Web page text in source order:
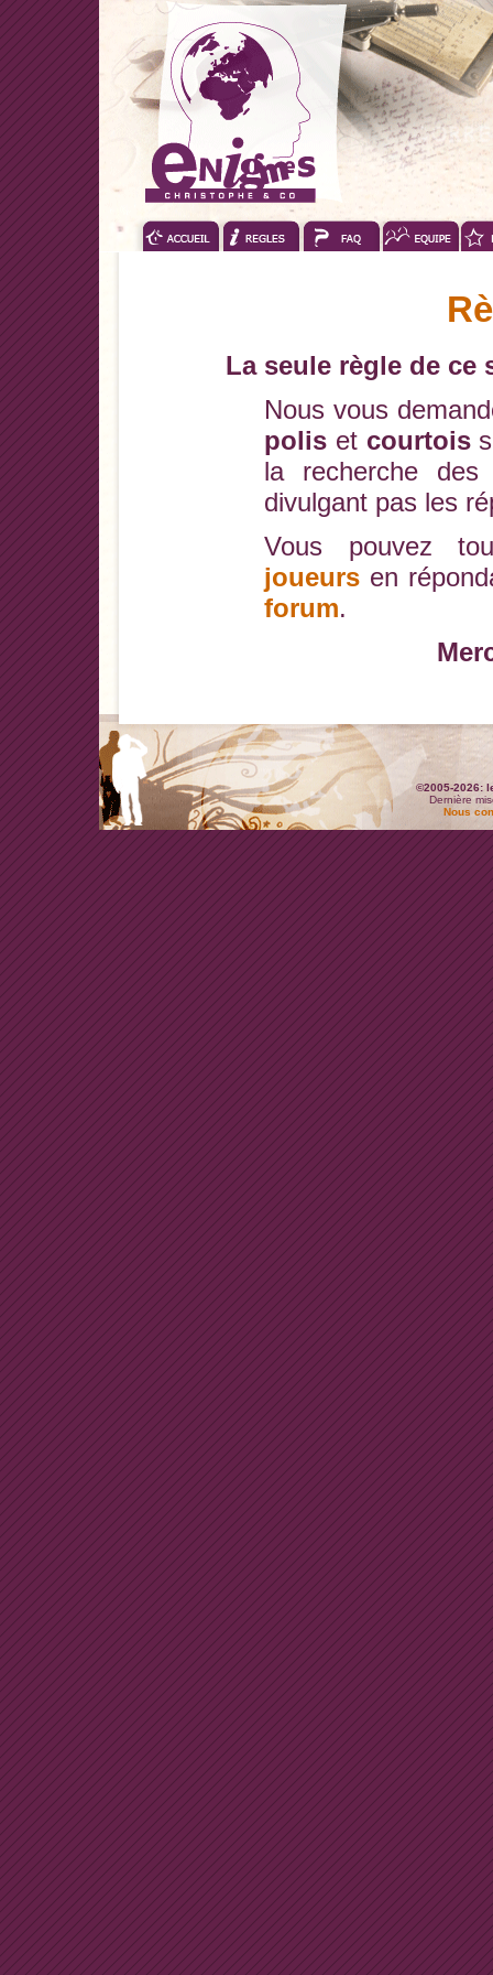
La seule règle de ce
Nous vous
polis et courtois
la recherche
divulgant pas les
Vous pouvez
joueurs en
forum.
©2005-2026:
Dernière
Nous